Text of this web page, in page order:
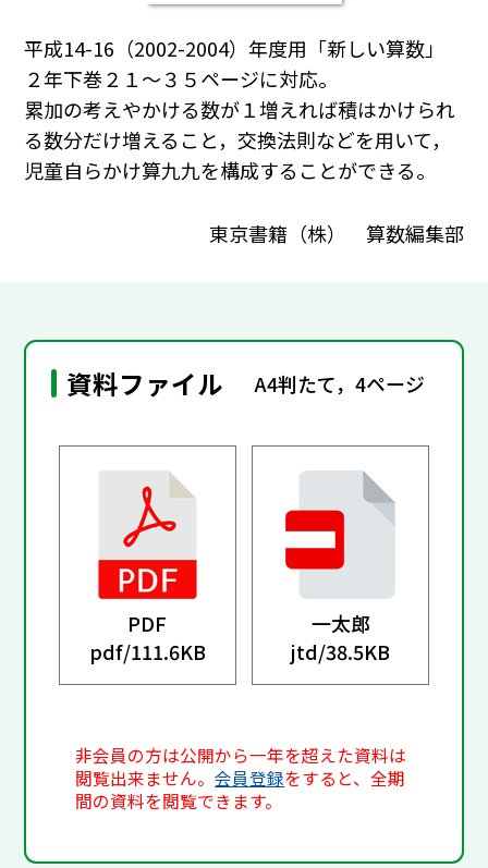
平成14-16（2002-2004）年度用「新しい算数」
２年下巻２１～３５ページに対応。
累加の考えやかける数が１増えれば積はかけられ
る数分だけ増えること，交換法則などを用いて，
児童自らかけ算九九を構成することができる。
東京書籍（株） 算数編集部
資料ファイル A4判たて，4ページ
PDF
pdf/111.6KB
一太郎
jtd/38.5KB
非会員の方は公開から一年を超えた資料は
閲覧出来ません。会員登録をすると、全期
間の資料を閲覧できます。